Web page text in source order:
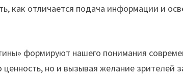
как отличается подача информации и
формируют нашего понимания
но и вызывая желание зрителей